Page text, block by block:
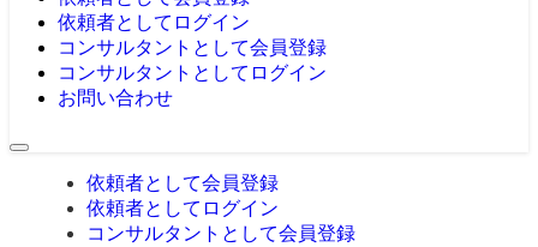
依頼者としてログイン
コンサルタントとして会員登録
コンサルタントとしてログイン
お問い合わせ
依頼者として会員登録
依頼者としてログイン
コンサルタントとして会員登録